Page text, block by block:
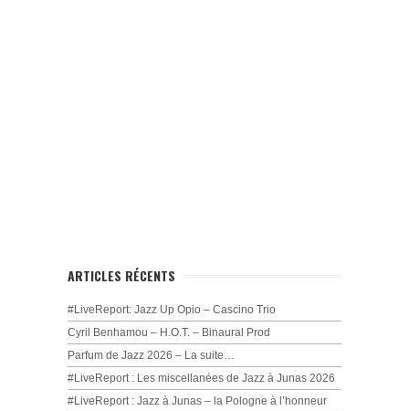
ARTICLES RÉCENTS
#LiveReport: Jazz Up Opio – Cascino Trio
Cyril Benhamou – H.O.T. – Binaural Prod
Parfum de Jazz 2026 – La suite…
#LiveReport : Les miscellanées de Jazz à Junas 2026
#LiveReport : Jazz à Junas – la Pologne à l’honneur